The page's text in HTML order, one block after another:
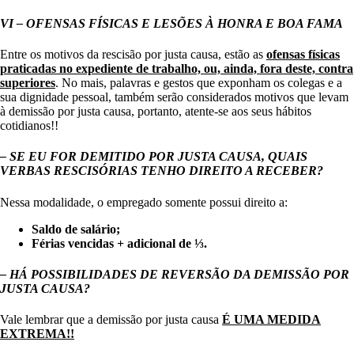
VI – OFENSAS FÍSICAS E LESÕES À HONRA E BOA FAMA
Entre os motivos da rescisão por justa causa, estão as ofensas físicas
praticadas no expediente de trabalho, ou, ainda, fora deste, contra
superiores. No mais, palavras e gestos que exponham os colegas e a
sua dignidade pessoal, também serão considerados motivos que levam
à demissão por justa causa, portanto, atente-se aos seus hábitos
cotidianos!!
– SE EU FOR DEMITIDO POR JUSTA CAUSA, QUAIS
VERBAS RESCISÓRIAS TENHO DIREITO A RECEBER?
Nessa modalidade, o empregado somente possui direito a:
Saldo de salário;
Férias vencidas + adicional de ⅓.
– HÁ POSSIBILIDADES DE REVERSÃO DA DEMISSÃO POR
JUSTA CAUSA?
Vale lembrar que a demissão por justa causa É UMA MEDIDA
EXTREMA!!